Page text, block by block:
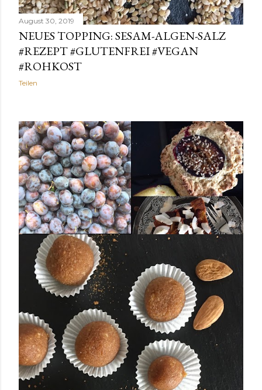
August 30, 2019
NEUES TOPPING: SESAM-ALGEN-SALZ
#REZEPT #GLUTENFREI #VEGAN
#ROHKOST
Teilen
August 26, 2019
ENTDECKE 4 LEICHTE PFLAUMEN-
REZEPTE ❤️ GLUTENFREI & VEGAN ❤️